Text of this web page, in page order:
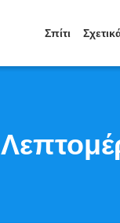
Σπίτι